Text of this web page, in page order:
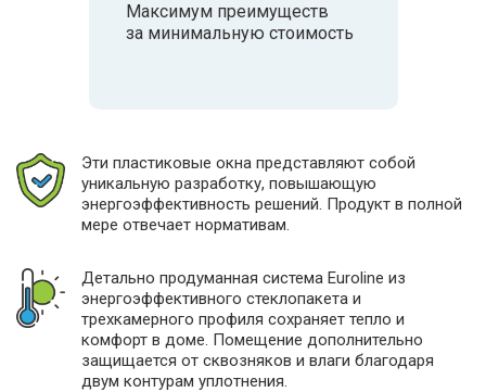
Эти пластиковые окна представляют собой
уникальную разработку, повышающую
энергоэффективность решений. Продукт в полной
мере отвечает нормативам.
Детально продуманная система Euroline из
энергоэффективного стеклопакета и
трехкамерного профиля сохраняет тепло и
комфорт в доме. Помещение дополнительно
защищается от сквозняков и влаги благодаря
двум контурам уплотнения.
Максимум преимуществ
за минимальную стоимость